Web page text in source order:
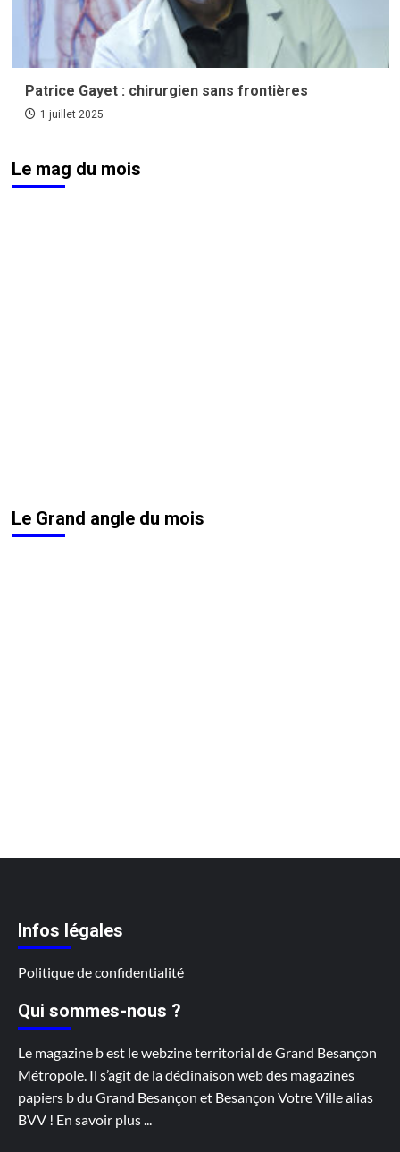
Patrice Gayet : chirurgien sans frontières
1 juillet 2025
Le mag du mois
Le Grand angle du mois
Infos légales
Politique de confidentialité
Qui sommes-nous ?
Le magazine b est le webzine territorial de Grand Besançon
Métropole. Il s’agit de la déclinaison web des magazines
papiers b du Grand Besançon et Besançon Votre Ville alias
BVV ! En savoir plus...